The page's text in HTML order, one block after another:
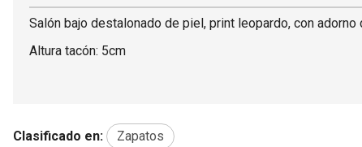
Salón bajo destalonado de piel, print leopardo, con
Altura tacón: 5cm
Clasificado en: Zapatos